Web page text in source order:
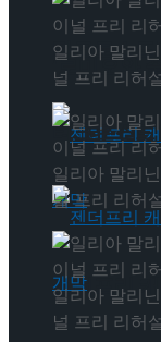
타크로스드
젠더프리
‘로미오와
타크로스드
일리아 말리
널 프리 리허
일리아 말리
널 프리 리허
일리아 말리
널 프리 리허